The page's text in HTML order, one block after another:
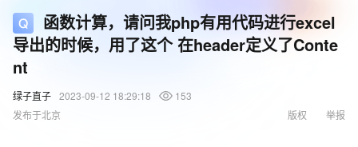
函数计算，请问我php有用代码进行excel
导出的时候，用了这个 在header定义了Conte
nt
绿子直子 2023-09-12 18:29:18
153
发布于北京
举报
版权